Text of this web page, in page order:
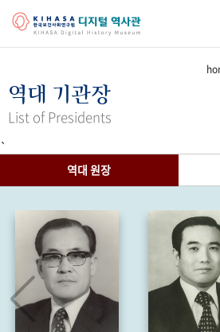
걸어온 길 기관 변천사
연구 역사
정책과 연구 키워드로 보는 연구 역사
기록물 아카이브
사진 아카이브 문서 기록물 행정박
역대 기관장
List of Presidents
`
역대 원장